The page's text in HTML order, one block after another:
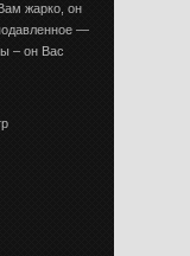
жарко, он
—
– он Вас